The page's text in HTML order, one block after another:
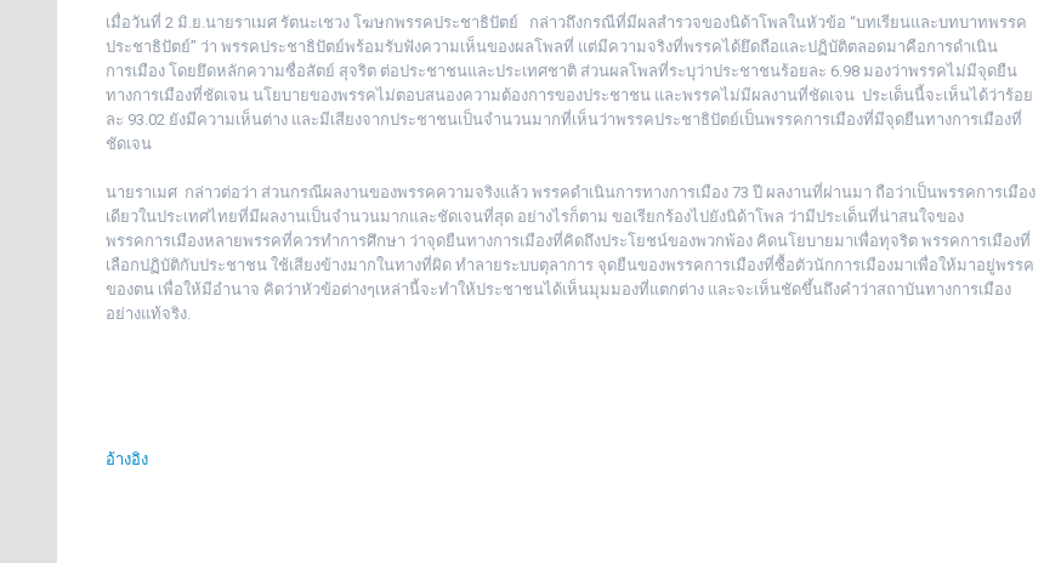
เมื่อวันที่ 2 มิ.ย.นายราเมศ รัตนะเชวง โฆษกพรรคประชาธิปัตย์ กล่าวถึงกรณีที่มีผลสำรวจของนิด้าโพลในหัวข้อ “บทเรียนและบทบาทพรรค
ประชาธิปัตย์” ว่า พรรคประชาธิปัตย์พร้อมรับฟังความเห็นของผลโพลที่ แต่มีความจริงที่พรรคได้ยึดถือและปฏิบัติตลอดมาคือการดำเนิน
การเมือง โดยยึดหลักความซื่อสัตย์ สุจริต ต่อประชาชนและประเทศชาติ ส่วนผลโพลที่ระบุว่าประชาชนร้อยละ 6.98 มองว่าพรรคไม่มีจุดยืน
ทางการเมืองที่ชัดเจน นโยบายของพรรคไม่ตอบสนองความต้องการของประชาชน และพรรคไม่มีผลงานที่ชัดเจน ประเด็นนี้จะเห็นได้ว่าร้อย
ละ 93.02 ยังมีความเห็นต่าง และมีเสียงจากประชาชนเป็นจำนวนมากที่เห็นว่าพรรคประชาธิปัตย์เป็นพรรคการเมืองที่มีจุดยืนทางการเมืองที่
ชัดเจน
นายราเมศ กล่าวต่อว่า ส่วนกรณีผลงานของพรรคความจริงแล้ว พรรคดำเนินการทางการเมือง 73 ปี ผลงานที่ผ่านมา ถือว่าเป็นพรรคการเมือง
เดียวในประเทศไทยที่มีผลงานเป็นจำนวนมากและชัดเจนที่สุด อย่างไรก็ตาม ขอเรียกร้องไปยังนิด้าโพล ว่ามีประเด็นที่น่าสนใจของ
พรรคการเมืองหลายพรรคที่ควรทำการศึกษา ว่าจุดยืนทางการเมืองที่คิดถึงประโยชน์ของพวกพ้อง คิดนโยบายมาเพื่อทุจริต พรรคการเมืองที่
เลือกปฏิบัติกับประชาชน ใช้เสียงข้างมากในทางที่ผิด ทำลายระบบตุลาการ จุดยืนของพรรคการเมืองที่ซื้อตัวนักการเมืองมาเพื่อให้มาอยู่พรรค
ของตน เพื่อให้มีอำนาจ คิดว่าหัวข้อต่างๆเหล่านี้จะทำให้ประชาชนได้เห็นมุมมองที่แตกต่าง และจะเห็นชัดขึ้นถึงคำว่าสถาบันทางการเมือง
อย่างแท้จริง.
อ้างอิง